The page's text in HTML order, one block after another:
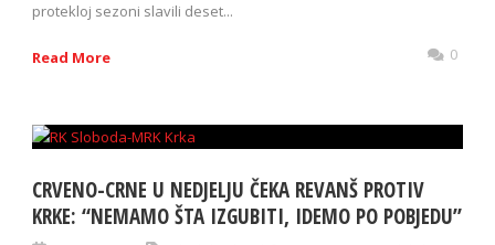
protekloj sezoni slavili deset...
Read More 0
CRVENO-CRNE U NEDJELJU ČEKA REVANŠ PROTIV
KRKE: “NEMAMO ŠTA IZGUBITI, IDEMO PO POBJEDU”